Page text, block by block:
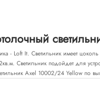
- Loft It. Светильник имеет
Светильник подойдет для
Axel 10002/24 Yellow по